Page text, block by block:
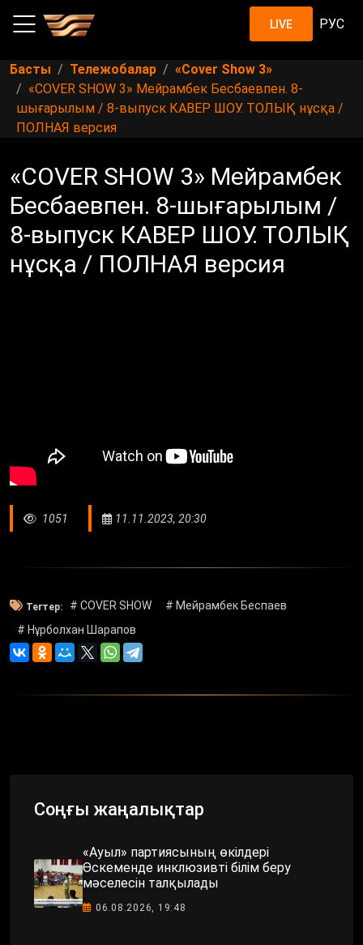
LIVE РУС
Басты Тележобалар
«Cover Show 3»
«COVER SHOW 3» Мейрамбек Бесбаевпен. 8-
шығарылым / 8-выпуск КАВЕР ШОУ. ТОЛЫҚ нұсқа /
ПОЛНАЯ версия
«COVER SHOW 3» Мейрамбек
Бесбаевпен. 8-шығарылым /
8-выпуск КАВЕР ШОУ. ТОЛЫҚ
нұсқа / ПОЛНАЯ версия
1051 11.11.2023, 20:30
Тегтер: # COVER SHOW
# Мейрамбек Беспаев
# Нұрболхан Шарапов
Соңғы жаңалықтар
«Ауыл» партиясының өкілдері
Өскеменде инклюзивті білім беру
мәселесін талқылады
06.08.2026, 19:48